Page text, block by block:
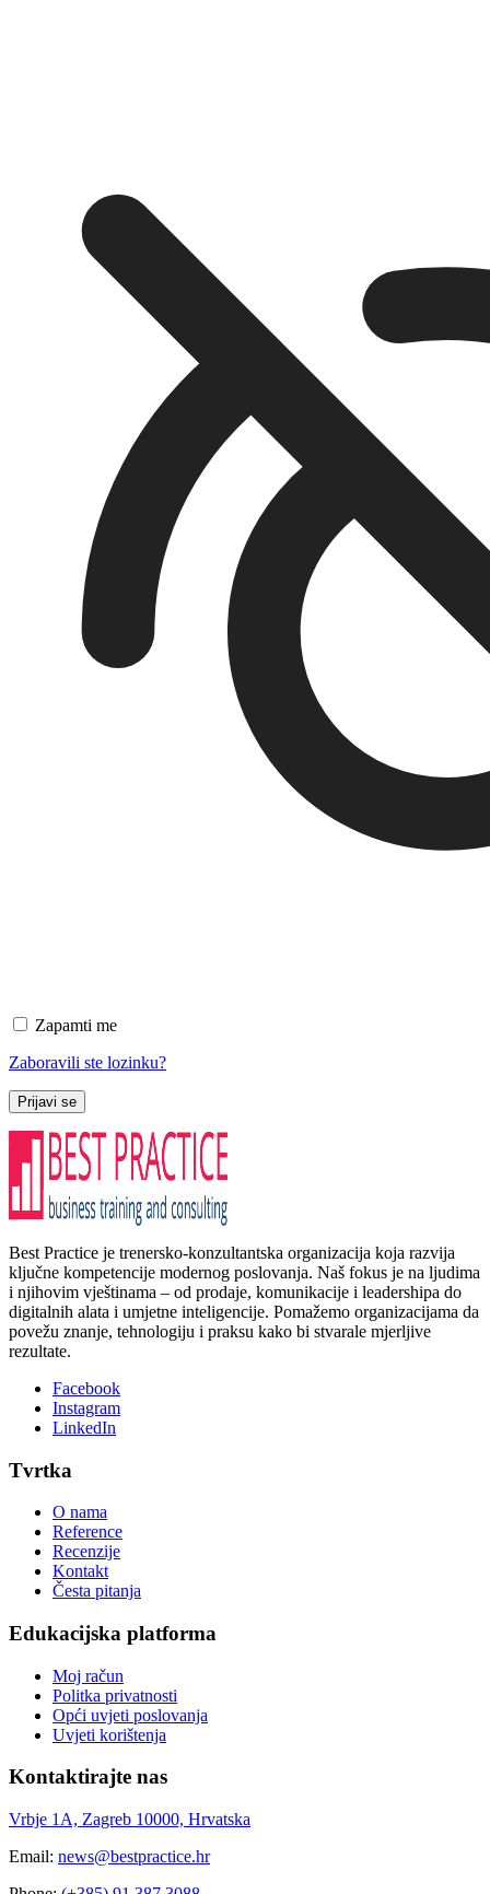
Zapamti me
Zaboravili ste lozinku?
Prijavi se
Best Practice je trenersko-konzultantska organizacija koja razvija
ključne kompetencije modernog poslovanja. Naš fokus je na ljudima
i njihovim vještinama – od prodaje, komunikacije i leadershipa do
digitalnih alata i umjetne inteligencije. Pomažemo organizacijama da
povežu znanje, tehnologiju i praksu kako bi stvarale mjerljive
rezultate.
Facebook
Instagram
LinkedIn
Tvrtka
O nama
Reference
Recenzije
Kontakt
Česta pitanja
Edukacijska platforma
Moj račun
Politka privatnosti
Opći uvjeti poslovanja
Uvjeti korištenja
Kontaktirajte nas
Vrbje 1A, Zagreb 10000, Hrvatska
Email: news@bestpractice.hr